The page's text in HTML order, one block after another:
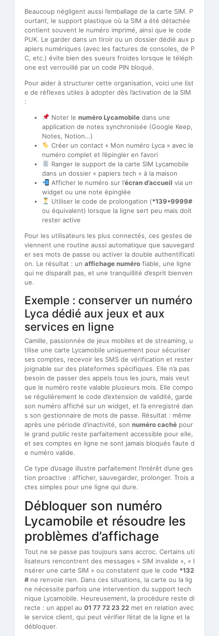
Beaucoup négligent aussi l’emballage de la carte SIM. P
ourtant, le support plastique où la SIM a été détachée
contient souvent le numéro imprimé, ainsi que le code
PUK. Le garder dans un tiroir ou un dossier dédié aux p
apiers numériques (avec les factures de consoles, de P
C, etc.) évite bien des sueurs froides lorsque le téléph
one est verrouillé par un code PIN bloqué.
Pour aider à structurer cette organisation, voici une list
e de réflexes utiles à adopter dès l’activation de la SIM
:
Noter le numéro Lycamobiledans une
application de notes synchronisée (Google Keep,
Notes, Notion…)
Créer un contact « Mon numéro Lyca » avec le
numéro complet et l’épingler en favori
Ranger le support de la carte SIM Lycamobile
dans un dossier « papiers tech » à la maison
Afficher le numéro sur l’écran d’accueil via un
widget ou une note épinglée
Utiliser le code de prolongation (*139*9999#
ou équivalent) lorsque la ligne sert peu mais doit
rester active
Pour les utilisateurs les plus connectés, ces gestes de
viennent une routine aussi automatique que sauvegard
er ses mots de passe ou activer la double authentificati
on. Le résultat : un affichage numéro fiable, une ligne
qui ne disparaît pas, et une tranquillité d’esprit bienven
ue.
Exemple : conserver un numéro
Lyca dédié aux jeux et aux
services en ligne
Camille, passionnée de jeux mobiles et de streaming, u
tilise une carte Lycamobile uniquement pour sécuriser
ses comptes, recevoir les SMS de vérification et rester
joignable sur des plateformes spécifiques. Elle n’a pas
besoin de passer des appels tous les jours, mais veut
que le numéro reste valable plusieurs mois. Elle compo
se régulièrement le code d’extension de validité, garde
son numéro affiché sur un widget, et l’a enregistré dan
s son gestionnaire de mots de passe. Résultat : même
après une période d’inactivité, son numéro caché pour
le grand public reste parfaitement accessible pour elle,
et ses comptes en ligne ne sont jamais bloqués faute d
e numéro valide.
Ce type d’usage illustre parfaitement l’intérêt d’une ges
tion proactive : afficher, sauvegarder, prolonger. Trois a
ctes simples pour une ligne qui dure.
Débloquer son numéro
Lycamobile et résoudre les
problèmes d’affichage
Tout ne se passe pas toujours sans accroc. Certains uti
lisateurs rencontrent des messages « SIM invalide », « I
nsérer une carte SIM » ou constatent que le code *132
#ne renvoie rien. Dans ces situations, la carte ou la lig
ne nécessite parfois une intervention du support tech
nique Lycamobile. Heureusement, la procédure reste di
recte : un appel au 01 77 72 23 22 met en relation avec
le service client, qui peut vérifier l’état de la ligne et la
débloquer.